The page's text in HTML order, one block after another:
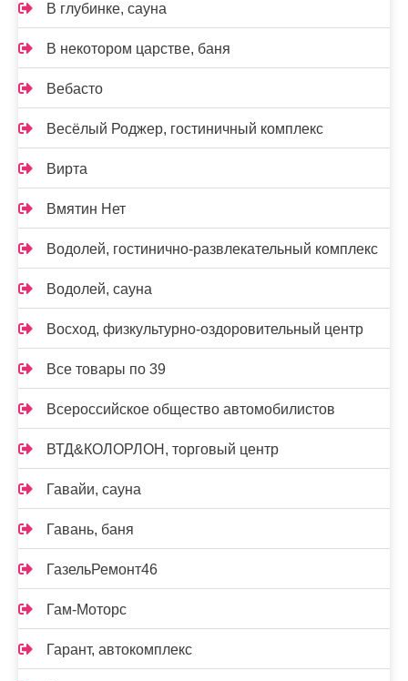
В глубинке, сауна
В некотором царстве, баня
Вебасто
Весёлый Роджер, гостиничный комплекс
Вирта
Вмятин Нет
Водолей, гостинично-развлекательный комплекс
Водолей, сауна
Восход, физкультурно-оздоровительный центр
Все товары по 39
Всероссийское общество автомобилистов
ВТД&КОЛОРЛОН, торговый центр
Гавайи, сауна
Гавань, баня
ГазельРемонт46
Гам-Моторс
Гарант, автокомплекс